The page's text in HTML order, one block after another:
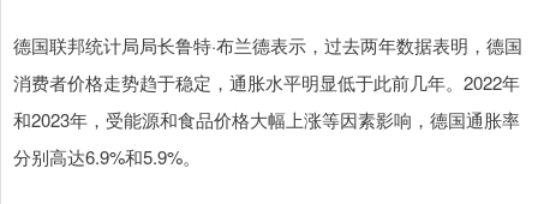
德国联邦统计局局长鲁特·布兰德表示，过去两年数据表明，德国
消费者价格走势趋于稳定，通胀水平明显低于此前几年。2022年
和2023年，受能源和食品价格大幅上涨等因素影响，德国通胀率
分别高达6.9%和5.9%。